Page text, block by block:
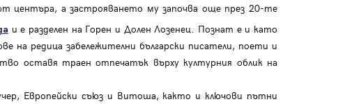
центъра, а застрояването му започва още през 20-те
и е разделен на Горен и Долен Лозенец. Познат е и като
на редица забележителни български писатели, поети и
оставя траен отпечатък върху културния облик на
Европейски съюз и Витоша, както и ключови пътни